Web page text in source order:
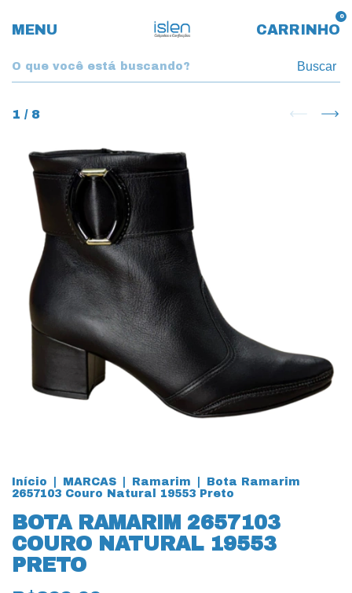
MENU CARRINHO
0
Buscar
1 / 8
Início MARCAS Ramarim
Bota Ramarim
2657103 Couro Natural 19553 Preto
BOTA RAMARIM 2657103
COURO NATURAL 19553
PRETO